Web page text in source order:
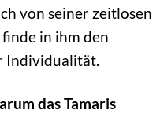
von seiner zeitlosen
in ihm den
Individualität.
das Tamaris